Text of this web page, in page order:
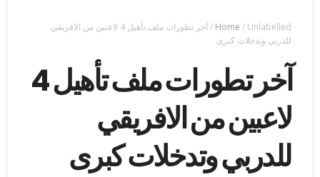
Home / Unlabelled
/
آخر تطورات ملف تأهيل 4 لاعبين من الافريقي
للدربي وتدخلات كبرى
آخر تطورات ملف تأهيل 4
لاعبين من الافريقي
للدربي وتدخلات كبرى